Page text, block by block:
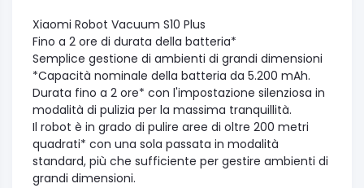
Xiaomi Robot Vacuum S10 Plus
Fino a 2 ore di durata della batteria*
Semplice gestione di ambienti di grandi dimensioni
*Capacità nominale della batteria da 5.200 mAh.
Durata fino a 2 ore* con l'impostazione silenziosa in
modalità di pulizia per la massima tranquillità.
Il robot è in grado di pulire aree di oltre 200 metri
quadrati* con una sola passata in modalità
standard, più che sufficiente per gestire ambienti di
grandi dimensioni.